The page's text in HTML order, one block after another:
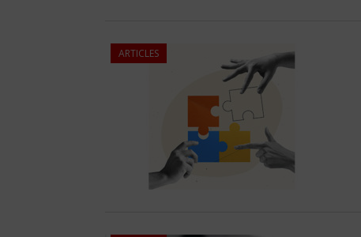
ARTICLES